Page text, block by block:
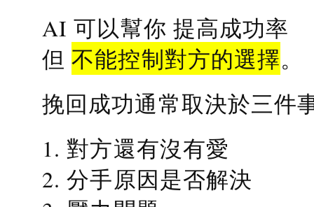
AI 可以幫你 提高成功率
但不能控制對方的選擇。
挽回成功通常取決於三件
1. 對方還有沒有愛
2. 分手原因是否解決